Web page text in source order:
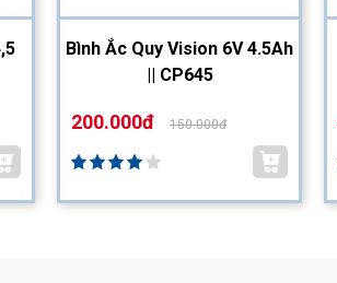
Bình Ắc Quy Vision 6V 4.5Ah
|| CP645
200.000đ 150.000đ